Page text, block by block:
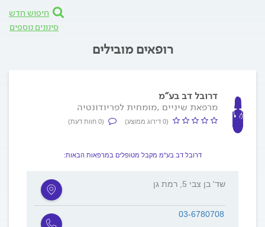
חיפוש חדש
סינונים נוספים
רופאים מובילים
דרובל דב בע"מ
מרפאת שיניים ,מומחית לפריודונטיה
(0 דירוג ממוצע) (0 חוות דעת)
דרובל דב בע"מ מקבל מטופלים במרפאות הבאות:
שד' בן צבי 5, רמת גן
03-6780708